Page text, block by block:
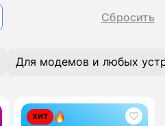
Сбросить
Для модемов и любых
ХИТ